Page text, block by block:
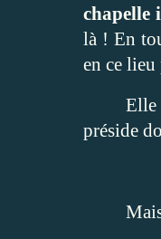
chapelle
là ! En
en ce
Elle
préside